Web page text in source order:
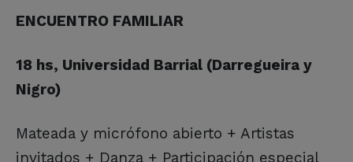
ENCUENTRO FAMILIAR
18 hs, Universidad Barrial (Darregueira y
Nigro)
Mateada y micrófono abierto + Artistas
invitados + Danza + Participación especial